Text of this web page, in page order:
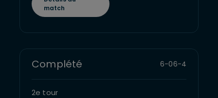
match
Complété 6-06-4
2e tour